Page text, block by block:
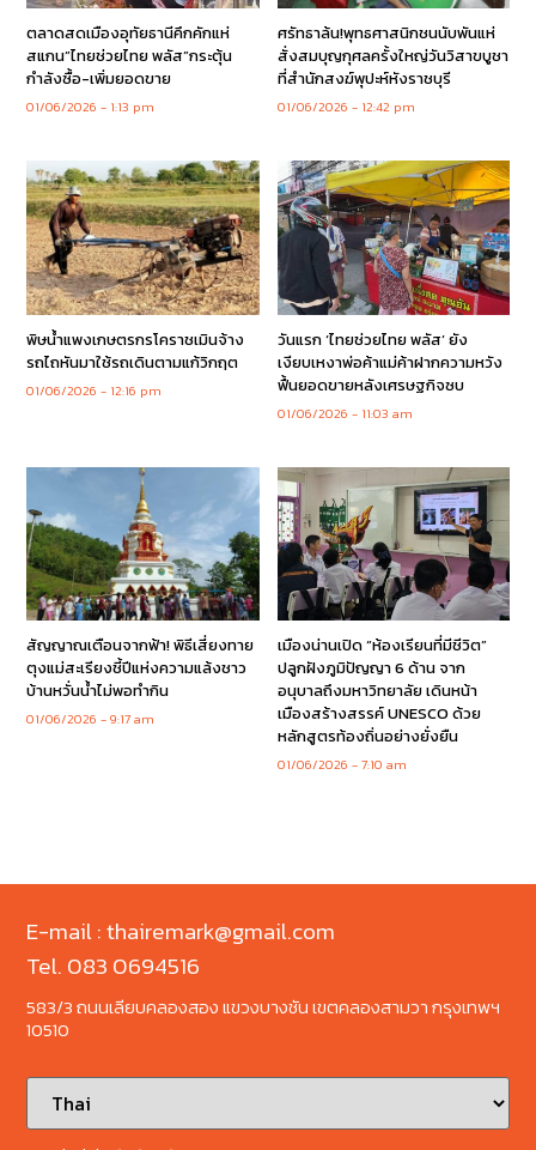
ตลาดสดเมืองอุทัยธานีคึกคักแห่
สแกน”ไทยช่วยไทย พลัส”กระตุ้น
กำลังซื้อ-เพิ่มยอดขาย
01/06/2026 1:13 pm
ศรัทธาล้น!พุทธศาสนิกชนนับพันแห่
สั่งสมบุญกุศลครั้งใหญ่วันวิสาขบูชา
ที่สำนักสงฆ์พุปะห์หังราชบุรี
01/06/2026 12:42 pm
พิษน้ำแพงเกษตรกรโคราชเมินจ้าง
รถไถหันมาใช้รถเดินตามแก้วิกฤต
01/06/2026 12:16 pm
วันแรก ‘ไทยช่วยไทย พลัส’ ยัง
เงียบเหงาพ่อค้าแม่ค้าฝากความหวัง
ฟื้นยอดขายหลังเศรษฐกิจซบ
01/06/2026 11:03 am
สัญญาณเตือนจากฟ้า! พิธีเสี่ยงทาย
ตุงแม่สะเรียงชี้ปีแห่งความแล้งชาว
บ้านหวั่นน้ำไม่พอทำกิน
01/06/2026 9:17 am
เมืองน่านเปิด “ห้องเรียนที่มีชีวิต”
ปลูกฝังภูมิปัญญา 6 ด้าน จาก
อนุบาลถึงมหาวิทยาลัย เดินหน้า
เมืองสร้างสรรค์ UNESCO ด้วย
หลักสูตรท้องถิ่นอย่างยั่งยืน
01/06/2026 7:10 am
E-mail : thairemark@gmail.com
Tel. 083 0694516
583/3 ถนนเลียบคลองสอง แขวงบางชัน เขตคลองสามวา กรุงเทพฯ
10510